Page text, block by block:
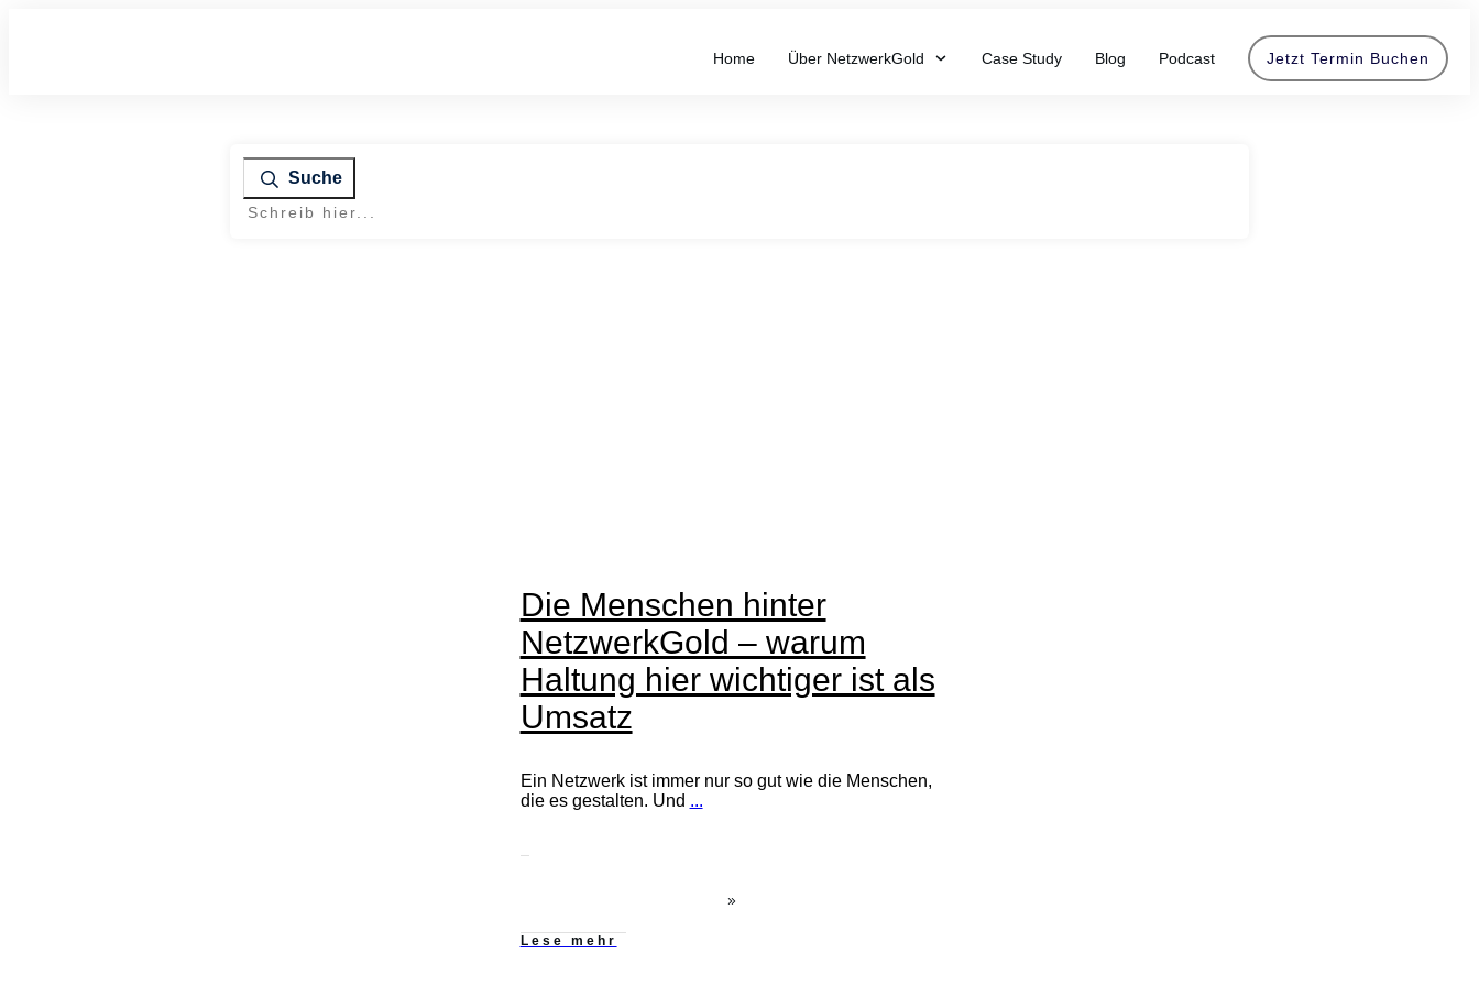
Home Über NetzwerkGold Case Study Blog Podcast Jetzt Termin Buchen
Suche
Die Menschen hinter
NetzwerkGold – warum
Haltung hier wichtiger ist als
Umsatz
Ein Netzwerk ist immer nur so gut wie die Menschen,
die es gestalten. Und ...
Lese mehr